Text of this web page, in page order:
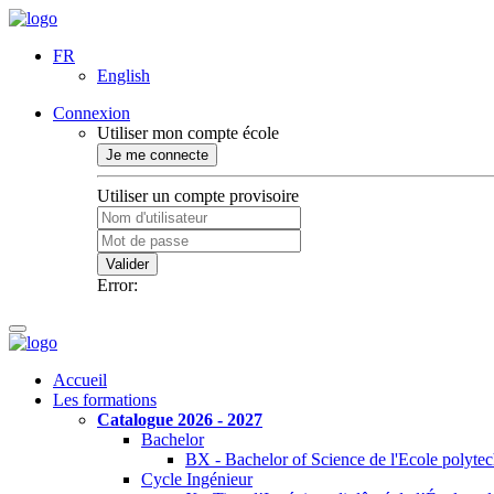
FR
English
Connexion
Utiliser mon compte école
Je me connecte
Utiliser un compte provisoire
Valider
Error:
Accueil
Les formations
Catalogue 2026 - 2027
Bachelor
BX - Bachelor of Science de l'Ecole
Cycle Ingénieur